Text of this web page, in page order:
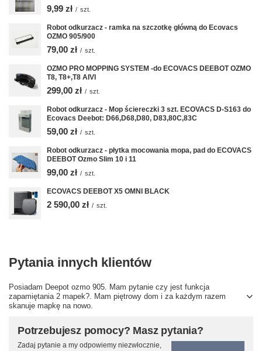
9,99 zł / szt.
Robot odkurzacz - ramka na szczotkę główną do Ecovacs
OZMO 905/900
79,00 zł / szt.
OZMO PRO MOPPING SYSTEM -do ECOVACS DEEBOT OZMO
T8, T8+,T8 AIVI
299,00 zł / szt.
Robot odkurzacz - Mop ściereczki 3 szt. ECOVACS D-S163 do
Ecovacs Deebot: D66,D68,D80, D83,80C,83C
59,00 zł / szt.
Robot odkurzacz - płytka mocowania mopa, pad do ECOVACS
DEEBOT Ozmo Slim 10 i 11
99,00 zł / szt.
ECOVACS DEEBOT X5 OMNI BLACK
2 590,00 zł / szt.
Pytania innych klientów
Posiadam Deepot ozmo 905. Mam pytanie czy jest funkcja
zapamiętania 2 mapek?. Mam piętrowy dom i za każdym razem
skanuje mapkę na nowo.
Potrzebujesz pomocy? Masz pytania?
Zadaj pytanie a my odpowiemy niezwłocznie,